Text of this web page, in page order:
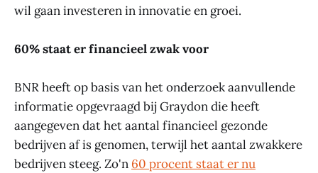
wil gaan investeren in innovatie en groei.
60% staat er financieel zwak voor
BNR heeft op basis van het onderzoek aanvullende
informatie opgevraagd bij Graydon die heeft
aangegeven dat het aantal financieel gezonde
bedrijven af is genomen, terwijl het aantal zwakkere
bedrijven steeg. Zo'n 60 procent staat er nu